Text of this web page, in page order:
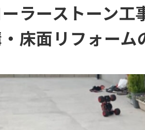
ラーストーン
床面リフォーム